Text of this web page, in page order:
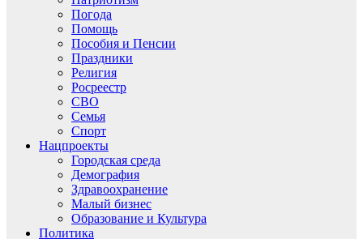
Погода
Помощь
Пособия и Пенсии
Праздники
Религия
Росреестр
СВО
Семья
Спорт
Нацпроекты
Городская среда
Демография
Здравоохранение
Малый бизнес
Образование и Культура
Политика